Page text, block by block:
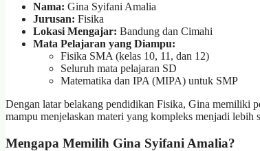
Nama: Gina Syifani Amalia
Jurusan: Fisika
Lokasi Mengajar: Bandung dan Cimahi
Mata Pelajaran yang Diampu:
Fisika SMA (kelas 10, 11, dan 12)
Seluruh mata pelajaran SD
Matematika dan IPA (MIPA) untuk SMP
Dengan latar belakang pendidikan Fisika, Gina memiliki
mampu menjelaskan materi yang kompleks menjadi lebih
Mengapa Memilih Gina Syifani Amalia?